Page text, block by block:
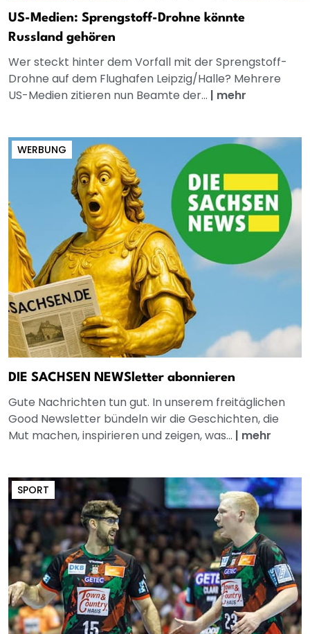
US-Medien: Sprengstoff-Drohne könnte
Russland gehören
Wer steckt hinter dem Vorfall mit der Sprengstoff-
Drohne auf dem Flughafen Leipzig/Halle? Mehrere
US-Medien zitieren nun Beamte der... | mehr
WERBUNG
DIE SACHSEN NEWSletter abonnieren
Gute Nachrichten tun gut. In unserem freitäglichen
Good Newsletter bündeln wir die Geschichten, die
Mut machen, inspirieren und zeigen, was... | mehr
SPORT